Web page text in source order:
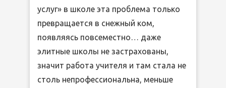
услуг» в школе эта проблема только
превращается в снежный ком,
появляясь повсеместно… даже
элитные школы не застрахованы,
значит работа учителя и там стала не
столь непрофессиональна, меньше